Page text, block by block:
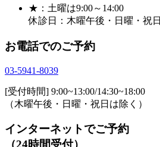
★：土曜は9:00～14:00
休診日：木曜午後・日曜・祝日
お電話でのご予約
03-5941-8039
[受付時間] 9:00~13:00/14:30~18:00
（木曜午後・日曜・祝日は除く）
インターネットでご予約